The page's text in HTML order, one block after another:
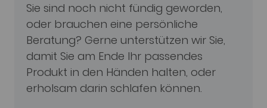
Sie sind noch nicht fündig geworden,
oder brauchen eine persönliche
Beratung? Gerne unterstützen wir Sie,
damit Sie am Ende Ihr passendes
Produkt in den Händen halten, oder
erholsam darin schlafen können.